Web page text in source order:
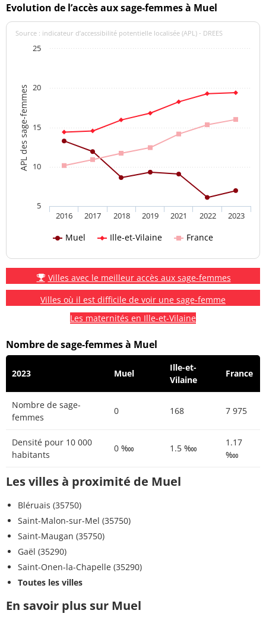
Evolution de l’accès aux sage-femmes à Muel
APL des sage-femmes
Source : indicateur d’accessibilité potentielle localisée (APL) - DREES
Muel Ille-et-Vilaine France
2016 2017 2018 2019 2021 2022 2023
5
10
15
20
25
Villes avec le meilleur accès aux sage-femmes
Villes où il est difficile de voir une sage-femme
Les maternités en Ille-et-Vilaine
Nombre de sage-femmes à Muel
2023 Muel
Ille-et-
Vilaine
France
Nombre de sage-
femmes
0 168 7 975
Densité pour 10 000
habitants
0 ‱ 1.5 ‱
1.17
‱
Les villes à proximité de Muel
Bléruais (35750)
Saint-Malon-sur-Mel (35750)
Saint-Maugan (35750)
Gaël (35290)
Saint-Onen-la-Chapelle (35290)
Toutes les villes
En savoir plus sur Muel